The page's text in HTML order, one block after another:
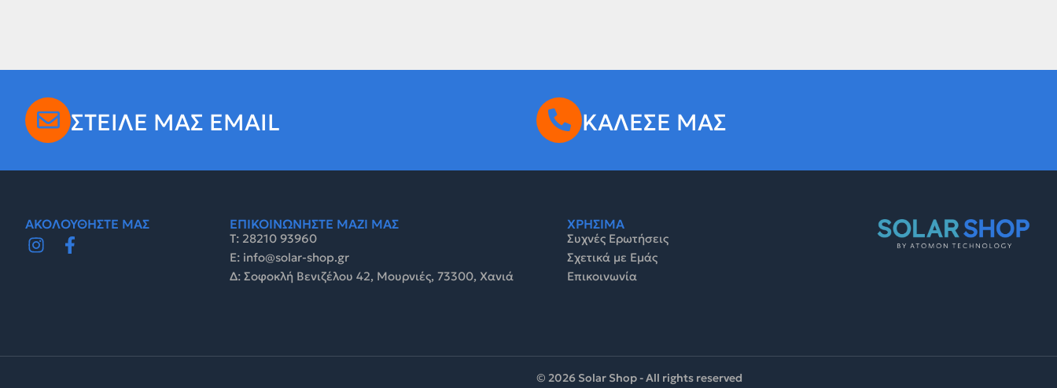
ΣΤΕΙΛΕ ΜΑΣ EMAIL ΚΑΛΕΣΕ ΜΑΣ
ΑΚΟΛΟΥΘΗΣΤΕ ΜΑΣ ΕΠΙΚΟΙΝΩΝΗΣΤΕ ΜΑΖΙ ΜΑΣ
Τ: 28210 93960
E: info@solar-shop.gr
Δ: Σοφοκλή Βενιζέλου 42, Μουρνιές, 73300, Χανιά
ΧΡΗΣΙΜΑ
Συχνές Ερωτήσεις
Σχετικά με Εμάς
Επικοινωνία
© 2026 Solar Shop - All rights reserved